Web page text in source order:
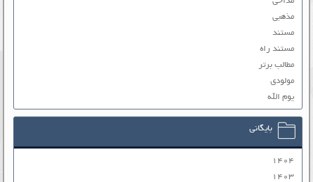
مذهبی
مستند
مستند راه
مطالب برتر
مولودی
یوم الله
بایگانی
۱۴۰۴
۱۴۰۳